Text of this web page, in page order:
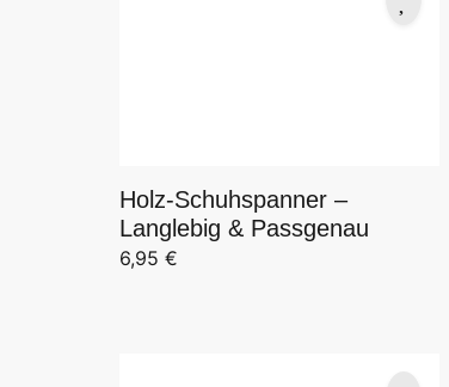
Holz-Schuhspanner –
Langlebig & Passgenau
6,95 €